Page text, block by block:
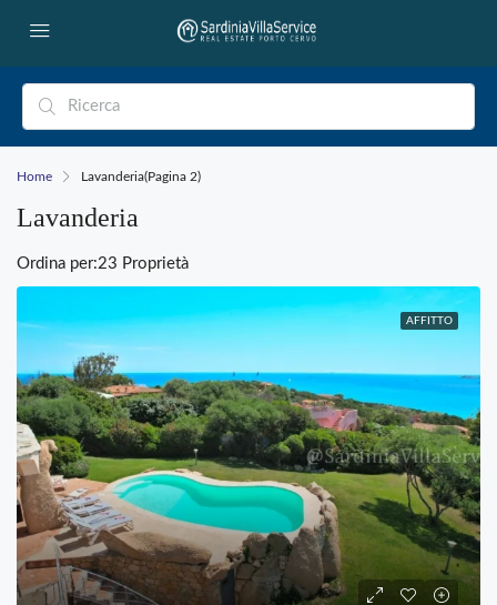
Home Lavanderia(Pagina 2)
Lavanderia
23 Proprietà
Ordina per:
AFFITTO